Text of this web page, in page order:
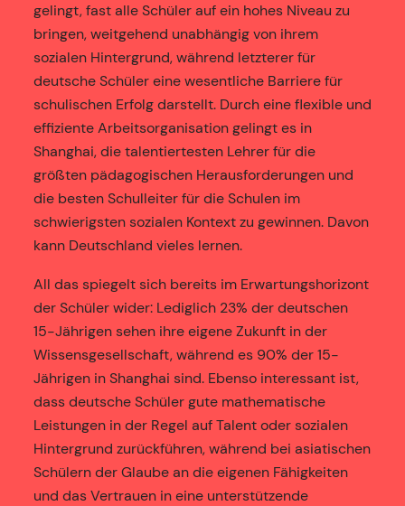
gelingt, fast alle Schüler auf ein hohes Niveau zu
bringen, weitgehend unabhängig von ihrem
sozialen Hintergrund, während letzterer für
deutsche Schüler eine wesentliche Barriere für
schulischen Erfolg darstellt. Durch eine flexible und
effiziente Arbeitsorganisation gelingt es in
Shanghai, die talentiertesten Lehrer für die
größten pädagogischen Herausforderungen und
die besten Schulleiter für die Schulen im
schwierigsten sozialen Kontext zu gewinnen. Davon
kann Deutschland vieles lernen.
All das spiegelt sich bereits im Erwartungshorizont
der Schüler wider: Lediglich 23% der deutschen
15-Jährigen sehen ihre eigene Zukunft in der
Wissensgesellschaft, während es 90% der 15-
Jährigen in Shanghai sind. Ebenso interessant ist,
dass deutsche Schüler gute mathematische
Leistungen in der Regel auf Talent oder sozialen
Hintergrund zurückführen, während bei asiatischen
Schülern der Glaube an die eigenen Fähigkeiten
und das Vertrauen in eine unterstützende